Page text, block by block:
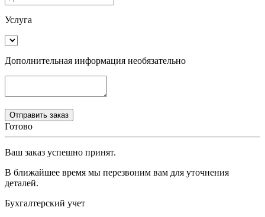
Услуга
Дополнительная информация необязательно
Готово
Ваш заказ успешно принят.
В ближайшее время мы перезвоним вам для уточнения
деталей.
Бухгалтерский учет